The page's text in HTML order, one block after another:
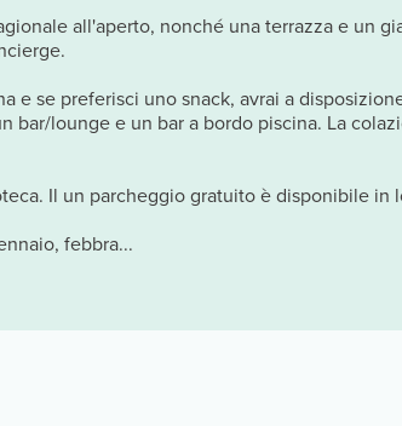
all'aperto, nonché una terrazza e un
e se preferisci uno snack, avrai a
lounge e un bar a bordo piscina. La
Il un parcheggio gratuito è disponibile in
febbra...